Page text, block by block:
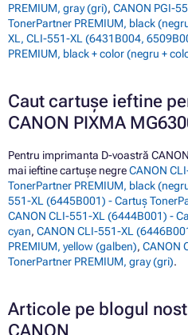
PREMIUM, gray (gri), CANON PGI-
TonerPartner PREMIUM, black
XL, CLI-551-XL (6431B004,
PREMIUM, black + color (negru +
Caut cartușe ieftine
CANON PIXMA
Pentru imprimanta D-voastră
mai ieftine cartușe negreCANON
TonerPartner PREMIUM, black
551-XL (6445B001) - Cartuș
CANON CLI-551-XL (6444B001) -
cyan, CANON CLI-551-XL
PREMIUM, yellow (galben), CANON
TonerPartner PREMIUM, gray (gri).
Articole pe blogul
CANON